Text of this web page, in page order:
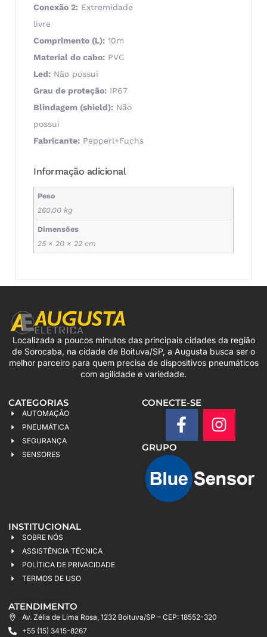
Conexão 2: Extremidade
livre
Comprimento (L): 10m
Material do cabo: PVC
Led: Não possui
Grau de proteção: IP67
Blindagem (shield): Não
possui
Fabricante: Pepperl+Fuchs
Informação adicional
Peso
260,00 kg
Dimensões
25 × 20 × 22 cm
Localizada a poucos minutos das principais cidades da região
de Sorocaba, na cidade de Boituva/SP, a Augusta busca ser o
melhor parceiro para quem precisa de dispositivos pneumáticos
com agilidade e variedade.
CATEGORIAS
AUTOMAÇÃO
PNEUMÁTICA
SEGURANÇA
SENSORES
CONECTE-SE
GRUPO
INSTITUCIONAL
SOBRE NÓS
ASSISTÊNCIA TÉCNICA
POLÍTICA DE PRIVACIDADE
TERMOS DE USO
ATENDIMENTO
Av. Zélia de Lima Rosa, 1232 Boituva/SP – CEP: 18552-320
+55 (15) 3415-8267